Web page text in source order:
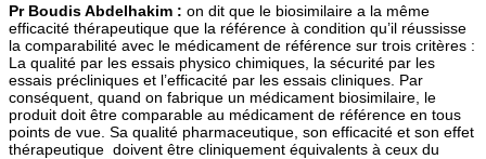
Pr Boudis Abdelhakim : on dit que le biosimilaire a la même
efficacité thérapeutique que la référence à condition qu’il réussisse
la comparabilité avec le médicament de référence sur trois critères :
La qualité par les essais physico chimiques, la sécurité par les
essais précliniques et l’efficacité par les essais cliniques. Par
conséquent, quand on fabrique un médicament biosimilaire, le
produit doit être comparable au médicament de référence en tous
points de vue. Sa qualité pharmaceutique, son efficacité et son effet
thérapeutique doivent être cliniquement équivalents à ceux du